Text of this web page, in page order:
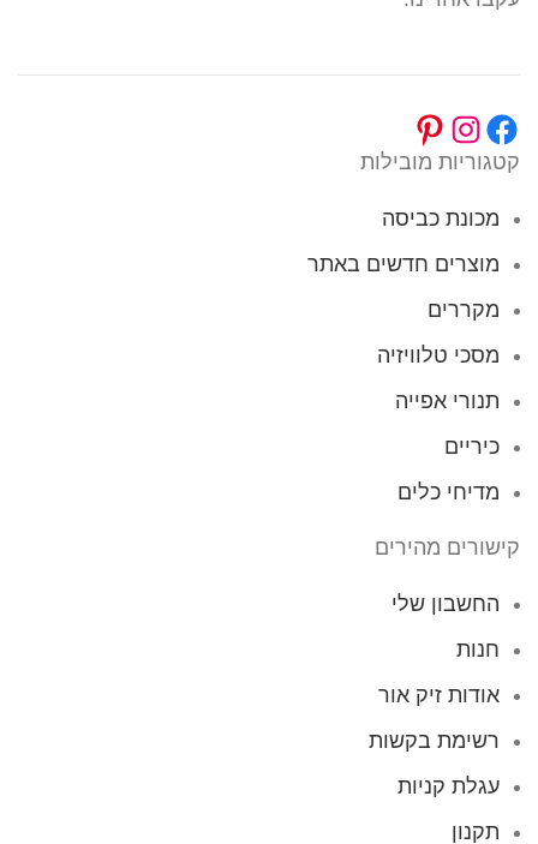
קטגוריות מובילות
מכונת כביסה
מוצרים חדשים באתר
מקררים
מסכי טלוויזיה
תנורי אפייה
כיריים
מדיחי כלים
קישורים מהירים
החשבון שלי
חנות
אודות זיק אור
רשימת בקשות
עגלת קניות
תקנון